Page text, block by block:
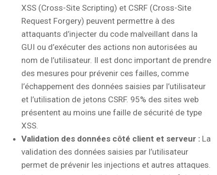
XSS (Cross-Site Scripting) et CSRF (Cross-Site
Request Forgery) peuvent permettre à des
attaquants d’injecter du code malveillant dans la
GUI ou d’exécuter des actions non autorisées au
nom de l’utilisateur. Il est donc important de prendre
des mesures pour prévenir ces failles, comme
l’échappement des données saisies par l’utilisateur
et l’utilisation de jetons CSRF. 95% des sites web
présentent au moins une faille de sécurité de type
XSS.
Validation des données côté client et serveur : La
validation des données saisies par l’utilisateur
permet de prévenir les injections et autres attaques.